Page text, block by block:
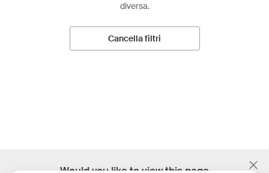
diversa.
Cancella filtri